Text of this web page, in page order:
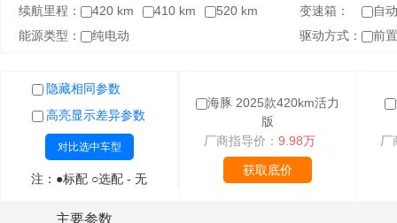
续航里程： 420 km 410 km 520 km 变速箱：
自动
能源类型：
纯电动 驱动方式： 前
隐藏相同参数
高亮显示差异参数
对比选中车型
注：●标配 ○选配 - 无
海豚 2025款420km活力
版
厂商指导价： 9.98万
获取底价
厂
隐藏相同参数
高亮显示差异参数
对比选中车型
注：●标配 ○选配 - 无
主要参数
主要参数